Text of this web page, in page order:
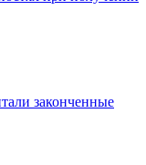
законченные